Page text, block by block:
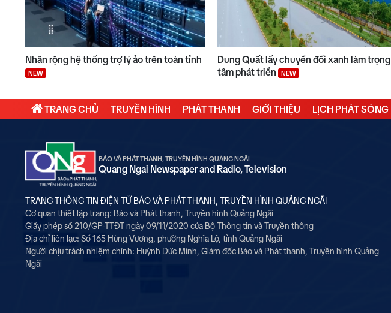
Nhân rộng hệ thống trợ lý ảo trên toàn tỉnh
NEW
Dung Quất lấy chuyển đổi xanh làm trọng
tâm phát triển
NEW
TRANG CHỦ TRUYỀN HÌNH PHÁT THANH GIỚI THIỆU LỊCH PHÁT SÓNG
BÁO VÀ PHÁT THANH, TRUYỀN HÌNH QUẢNG NGÃI
Quang Ngai Newspaper and Radio, Television
TRANG THÔNG TIN ĐIỆN TỬ BÁO VÀ PHÁT THANH, TRUYỀN HÌNH QUẢNG NGÃI
Cơ quan thiết lập trang: Báo và Phát thanh, Truyền hình Quảng Ngãi
Giấy phép số 210/GP-TTĐT ngày 09/11/2020 của Bộ Thông tin và Truyền thông
Địa chỉ liên lạc: Số 165 Hùng Vương, phường Nghĩa Lộ, tỉnh Quảng Ngãi
Người chịu trách nhiệm chính: Huỳnh Đức Minh, Giám đốc Báo và Phát thanh, Truyền hình Quảng
Ngãi